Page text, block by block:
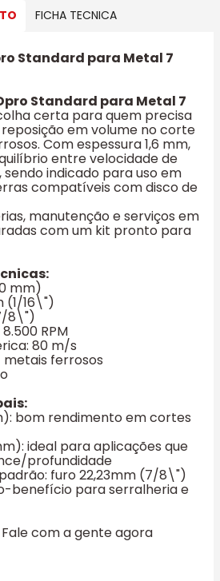
FICHA TECNICA
Standard para Metal 7
Standard para Metal 7
certa para quem precisa
em volume no corte
Com espessura 1,6 mm,
entre velocidade de
indicado para uso em
compatíveis com disco de
manutenção e serviços em
com um kit pronto para
mm)
(1/16\")
8\")
RPM
80 m/s
ferrosos
bom rendimento em cortes
ideal para aplicações que
profundidade
furo 22,23mm (7/8\")
benefício para serralheria e
com a gente agora